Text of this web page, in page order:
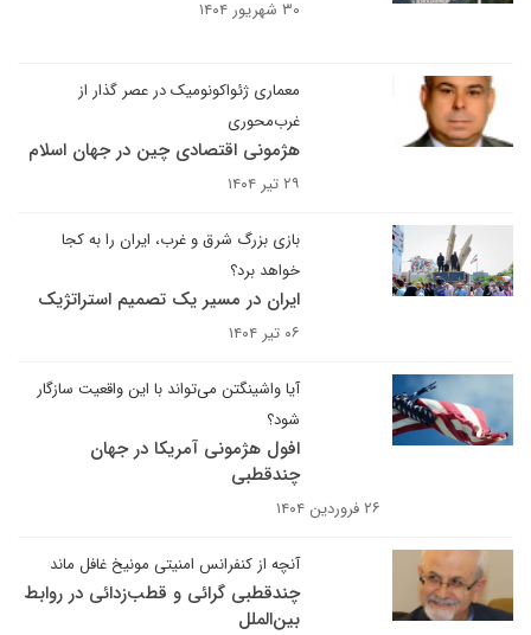
۳۰ شهریور ۱۴۰۴
معماری ژئواکونومیک در عصر گذار از
غرب‌محوری
هژمونی اقتصادی چین در جهان اسلام
۲۹ تیر ۱۴۰۴
بازی بزرگ شرق و غرب، ایران را به کجا
خواهد برد؟
ایران در مسیر یک تصمیم استراتژیک
۰۶ تیر ۱۴۰۴
آیا واشینگتن می‌تواند با این واقعیت سازگار
شود؟
افول هژمونی آمریکا در جهان
چندقطبی
۲۶ فروردین ۱۴۰۴
آنچه از کنفرانس امنیتی مونیخ غافل ماند
چندقطبی گرائی و قطب‌زدائی در روابط
بین‌الملل